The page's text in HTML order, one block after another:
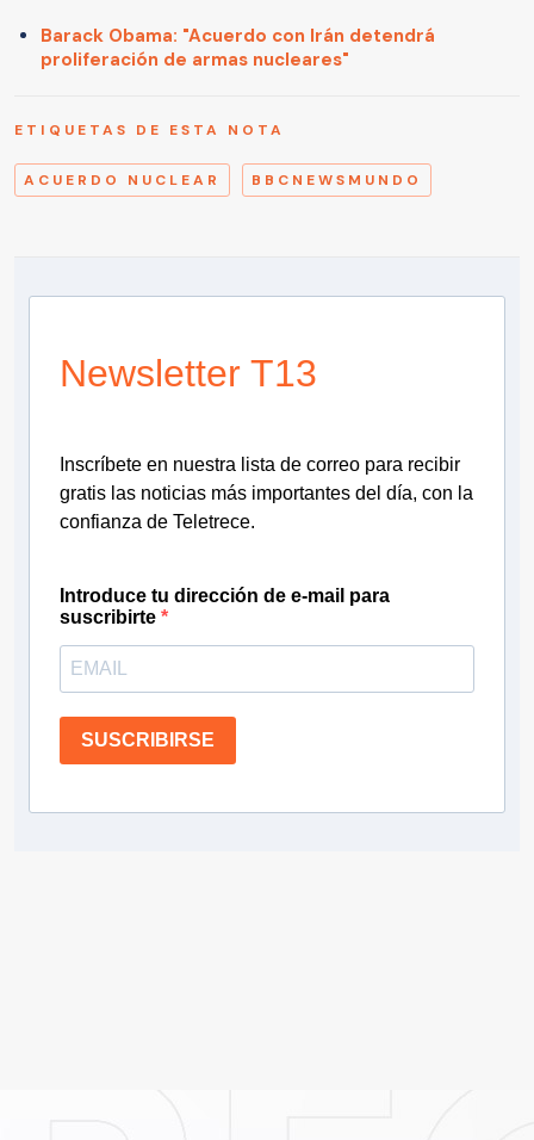
Barack Obama: "Acuerdo con Irán detendrá
proliferación de armas nucleares"
ETIQUETAS DE ESTA NOTA
ACUERDO NUCLEAR BBCNEWSMUNDO
Newsletter T13
Inscríbete en nuestra lista de correo para recibir
gratis las noticias más importantes del día, con la
confianza de Teletrece.
Introduce tu dirección de e-mail para
suscribirte
SUSCRIBIRSE